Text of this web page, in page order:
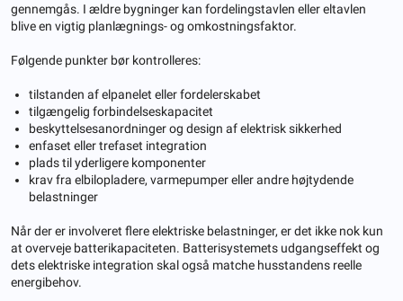
gennemgås. I ældre bygninger kan fordelingstavlen eller eltavlen
blive en vigtig planlægnings- og omkostningsfaktor.
Følgende punkter bør kontrolleres:
tilstanden af ​​​​elpanelet eller fordelerskabet
tilgængelig forbindelseskapacitet
beskyttelsesanordninger og design af elektrisk sikkerhed
enfaset eller trefaset integration
plads til yderligere komponenter
krav fra elbilopladere, varmepumper eller andre højtydende
belastninger
Når der er involveret flere elektriske belastninger, er det ikke nok kun
at overveje batterikapaciteten. Batterisystemets udgangseffekt og
dets elektriske integration skal også matche husstandens reelle
energibehov.